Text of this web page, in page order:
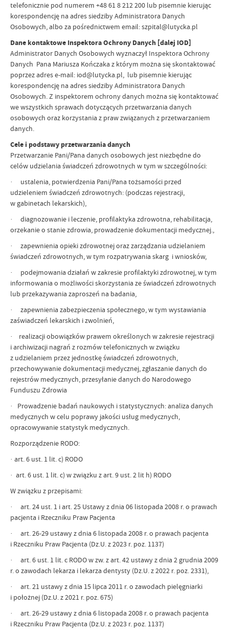
telefonicznie pod numerem +48 61 8 212 200 lub pisemnie kierując
korespondencję na adres siedziby Administratora Danych
Osobowych, albo za pośrednictwem email: szpital@lutycka.pl
Dane kontaktowe Inspektora Ochrony Danych [dalej IOD]
Administrator Danych Osobowych wyznaczył Inspektora Ochrony
Danych Pana Mariusza Kończaka z którym można się skontaktować
poprzez adres e-mail: iod@lutycka.pl, lub pisemnie kierując
korespondencję na adres siedziby Administratora Danych
Osobowych. Z inspektorem ochrony danych można się kontaktować
we wszystkich sprawach dotyczących przetwarzania danych
osobowych oraz korzystania z praw związanych z przetwarzaniem
danych.
Cele i podstawy przetwarzania danych
Przetwarzanie Pani/Pana danych osobowych jest niezbędne do
celów udzielania świadczeń zdrowotnych w tym w szczególności:
· ustalenia, potwierdzenia Pani/Pana tożsamości przed
udzieleniem świadczeń zdrowotnych: (podczas rejestracji,
w gabinetach lekarskich),
· diagnozowanie i leczenie, profilaktyka zdrowotna, rehabilitacja,
orzekanie o stanie zdrowia, prowadzenie dokumentacji medycznej.,
· zapewnienia opieki zdrowotnej oraz zarządzania udzielaniem
świadczeń zdrowotnych, w tym rozpatrywania skarg i wniosków,
· podejmowania działań w zakresie profilaktyki zdrowotnej, w tym
informowania o możliwości skorzystania ze świadczeń zdrowotnych
lub przekazywania zaproszeń na badania,
· zapewnienia zabezpieczenia społecznego, w tym wystawiania
zaświadczeń lekarskich i zwolnień,
· realizacji obowiązków prawem określonych w zakresie rejestracji
i archiwizacji nagrań z rozmów telefonicznych w związku
z udzielaniem przez jednostkę świadczeń zdrowotnych,
przechowywanie dokumentacji medycznej, zgłaszanie danych do
rejestrów medycznych, przesyłanie danych do Narodowego
Funduszu Zdrowia
· Prowadzenie badań naukowych i statystycznych: analiza danych
medycznych w celu poprawy jakości usług medycznych,
opracowywanie statystyk medycznych.
Rozporządzenie RODO:
· art. 6 ust. 1 lit. c) RODO
· art. 6 ust. 1 lit. c) w związku z art. 9 ust. 2 lit h) RODO
W związku z przepisami:
· art. 24 ust. 1 i art. 25 Ustawy z dnia 06 listopada 2008 r. o prawach
pacjenta i Rzeczniku Praw Pacjenta
· art. 26-29 ustawy z dnia 6 listopada 2008 r. o prawach pacjenta
i Rzeczniku Praw Pacjenta (Dz.U. z 2023 r. poz. 1137)
· art. 6 ust. 1 lit. c RODO w zw. z art. 42 ustawy z dnia 2 grudnia 2009
r. o zawodach lekarza i lekarza dentysty (Dz.U. z 2022 r. poz. 2331),
· art. 21 ustawy z dnia 15 lipca 2011 r. o zawodach pielęgniarki
i położnej (Dz.U. z 2021 r. poz. 675)
· art. 26-29 ustawy z dnia 6 listopada 2008 r. o prawach pacjenta
i Rzeczniku Praw Pacjenta (Dz.U. z 2023 r. poz. 1137)